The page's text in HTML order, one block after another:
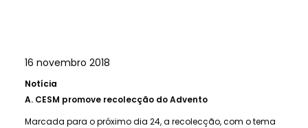
16 novembro 2018
Notícia
A. CESM promove recolecção do Advento
Marcada para o próximo dia 24, a recolecção, com o tema